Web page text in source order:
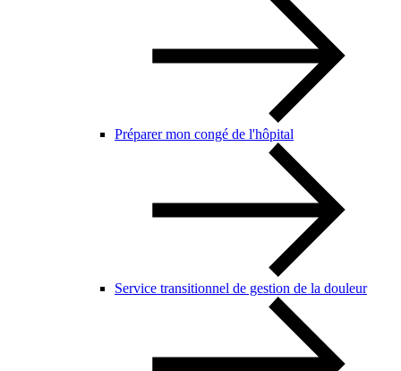
Préparer mon congé de l'hôpital
Service transitionnel de gestion de la douleur